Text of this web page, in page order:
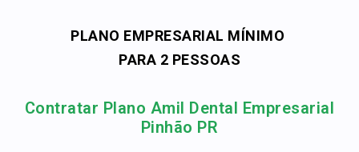
PLANO EMPRESARIAL MÍNIMO
PARA 2 PESSOAS
Contratar Plano Amil Dental Empresarial
Pinhão PR